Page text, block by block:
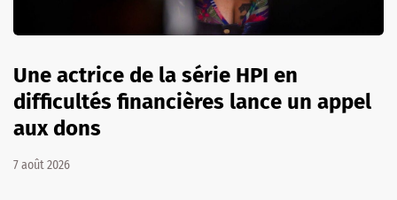
Une actrice de la série HPI en
difficultés financières lance un appel
aux dons
7 août 2026